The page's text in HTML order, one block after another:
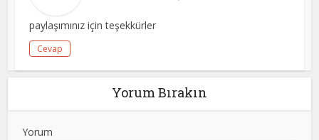
paylaşımınız için teşekkürler
Cevap
Yorum Bırakın
Yorum